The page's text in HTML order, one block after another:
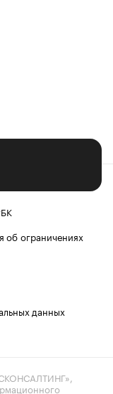
об ограничениях
данных